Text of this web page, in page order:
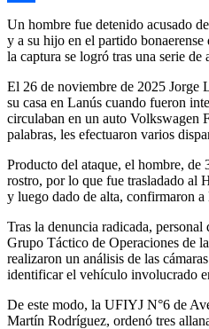
Compartir
Un hombre fue detenido acusado
y a su hijo en el partido bonaerense
la captura se logró tras una serie de
El 26 de noviembre de 2025 Jorge
su casa en Lanús cuando fueron
circulaban en un auto Volkswagen
palabras, les efectuaron varios
Producto del ataque, el hombre, de
rostro, por lo que fue trasladado al
y luego dado de alta, confirmaron
Tras la denuncia radicada,
Grupo Táctico de Operaciones de
realizaron un análisis de las
identificar el vehículo involucrado
De este modo, la UFIYJ N°6 de
Martín Rodríguez, ordenó tres